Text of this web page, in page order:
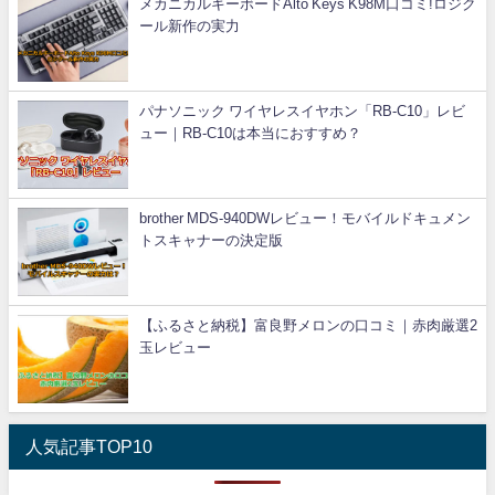
メカニカルキーボードAlto Keys K98M口コミ!ロジク
ール新作の実力
パナソニック ワイヤレスイヤホン「RB-C10」レビ
ュー｜RB-C10は本当におすすめ？
brother MDS-940DWレビュー！モバイルドキュメン
トスキャナーの決定版
【ふるさと納税】富良野メロンの口コミ｜赤肉厳選2
玉レビュー
人気記事TOP10